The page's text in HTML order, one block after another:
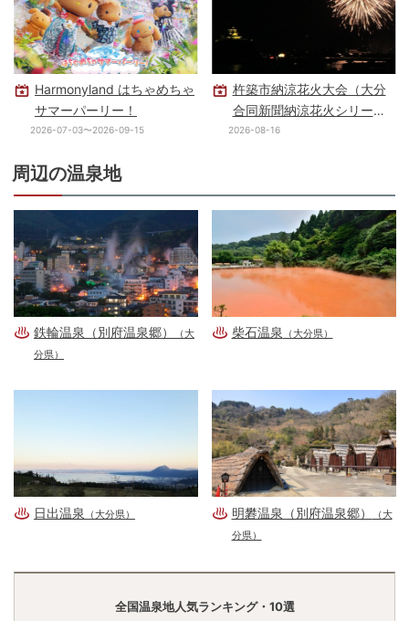
Harmonyland はちゃめちゃ
サマーパーリー！
2026-07-03〜2026-09-15
杵築市納涼花火大会（大分
合同新聞納涼花火シリー
ズ・杵築会場）
2026-08-16
周辺の温泉地
鉄輪温泉（別府温泉郷）
（大
分県）
柴石温泉 （大分県）
日出温泉 （大分県） 明礬温泉（別府温泉郷）
（大
分県）
全国温泉地人気ランキング・10選